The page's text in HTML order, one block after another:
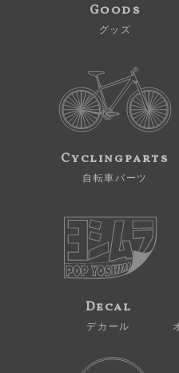
Goods
グッズ
Cyclingparts
自転車パーツ
Decal
デカール